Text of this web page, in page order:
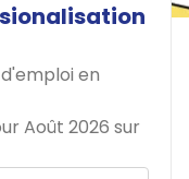
en
Août 2026 sur